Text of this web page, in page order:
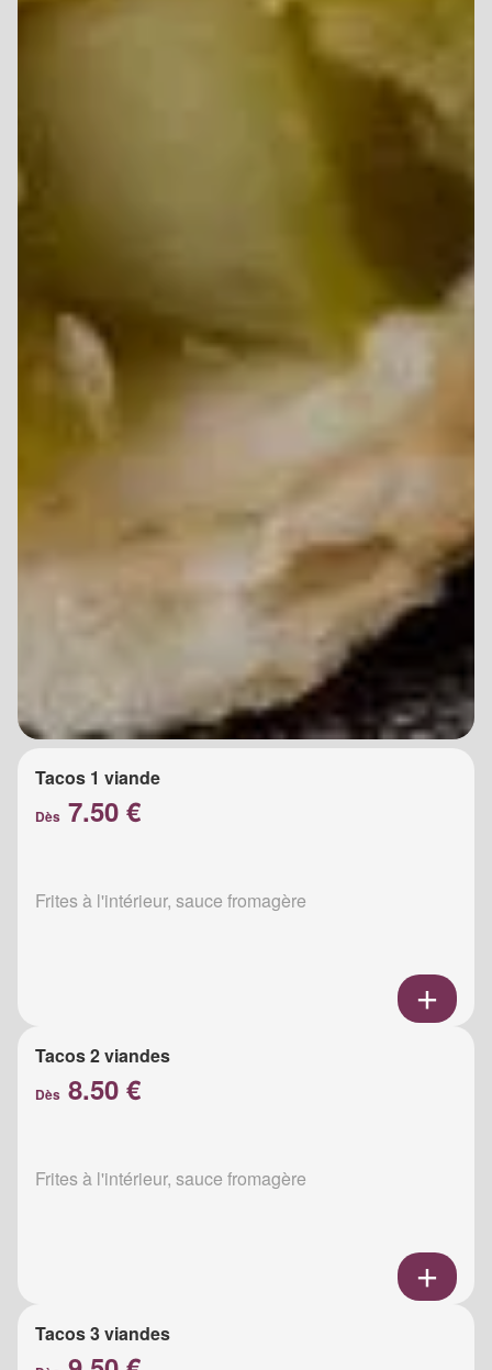
Tacos 1 viande
Dès 7.50 €
Frites à l'intérieur, sauce fromagère
Tacos 2 viandes
Dès 8.50 €
Frites à l'intérieur, sauce fromagère
Tacos 3 viandes